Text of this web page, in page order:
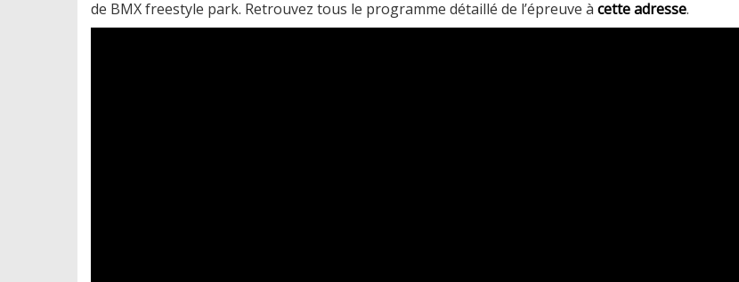
de BMX freestyle park. Retrouvez tous le programme détaillé de l’épreuve à cette adresse.